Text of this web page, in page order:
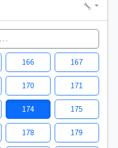
…
166 167
170 171
174 175
178 179